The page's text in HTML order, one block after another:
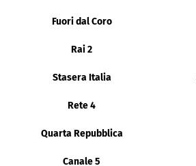
Fuori dal Coro
Rai 2
Stasera Italia
Rete 4
Quarta Repubblica
Canale 5